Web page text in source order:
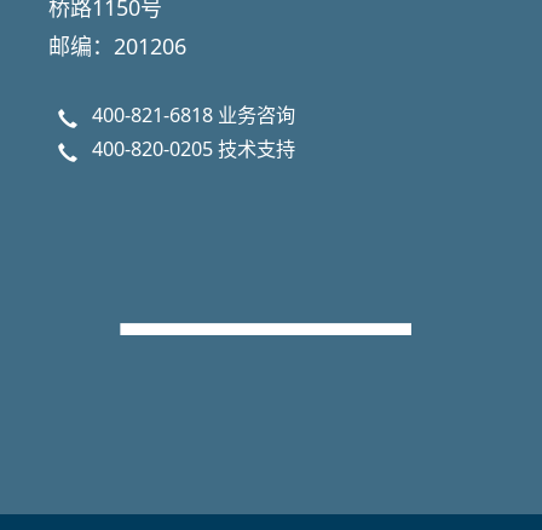
桥路1150号
邮编：201206
400-821-6818 业务咨询
400-820-0205技术支持